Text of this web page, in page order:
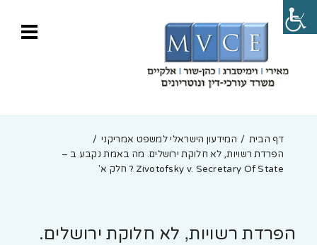
דף הבית
המידעון הישראלי למשפט אמריקני
הפרדת רשויות, לא חלוקת ירושלים. מה באמת נקבע ב –
Zivotofsky v. Secretary Of State ? חלק א'
הפרדת רשויות, לא חלוקת ירושלים.